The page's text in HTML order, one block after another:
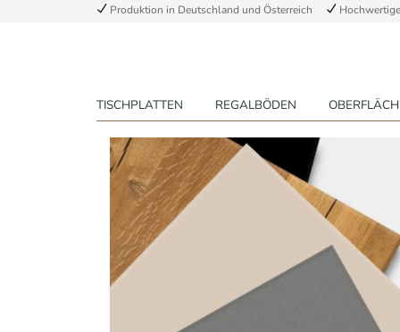
Produktion in Deutschland und Österreich
TISCHPLATTEN REGALBÖDEN